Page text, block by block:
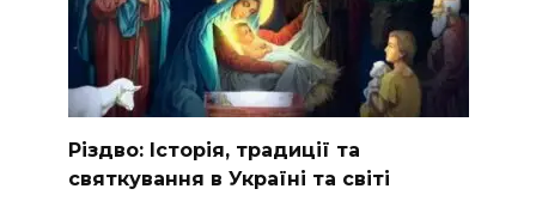
Різдво: Історія, традиції та
святкування в Україні та світі